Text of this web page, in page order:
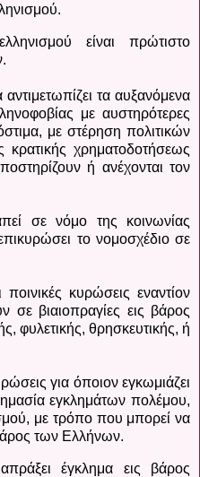
είναι πρώτιστο
τα αυξανόμενα
με αυστηρότερες
με στέρηση πολιτικών
κρατικής χρηματοδοτήσεως
ή ανέχονται τον
σε νόμο της κοινωνίας
το νομοσχέδιο σε
κυρώσεις εναντίον
σε βιαιοπραγίες εις βάρος
φυλετικής, θρησκευτικής, ή
για όποιον εγκωμιάζει
εγκλημάτων πολέμου,
με τρόπο που μπορεί να
των Ελλήνων.
έγκλημα εις βάρος